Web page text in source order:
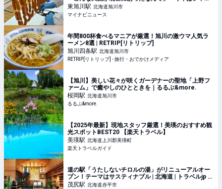
狩りにするかー!!!」と1.9万いいね集まる
東旭川駅 北海道旭川市
マイナビニュース
年間800杯食べるマニアが厳選！旭川の激ウマ人気ラ
ーメン8選 | RETRIP[リトリップ]
旭川四条駅 北海道旭川市
RETRIP[リトリップ] - 旅行・おでかけメディア
【旭川】美しい花々が咲くガーデナーの聖地「上野フ
ァーム」で癒やしのひとときを｜るるぶ&more.
桜岡駅 北海道旭川市
るるぶ&more.
【2025年最新】現地スタッフ厳選！美瑛のおすすめ観
光スポットBEST20 【楽天トラベル】
美瑛駅 北海道上川郡美瑛町
楽天トラベルガイド
道の駅「うたしないチロルの湯」がリニューアルオー
プン！テーマはサスティナブル | 北海道 | トラベルjp 旅
行ガイド
茂尻駅 北海道赤平市